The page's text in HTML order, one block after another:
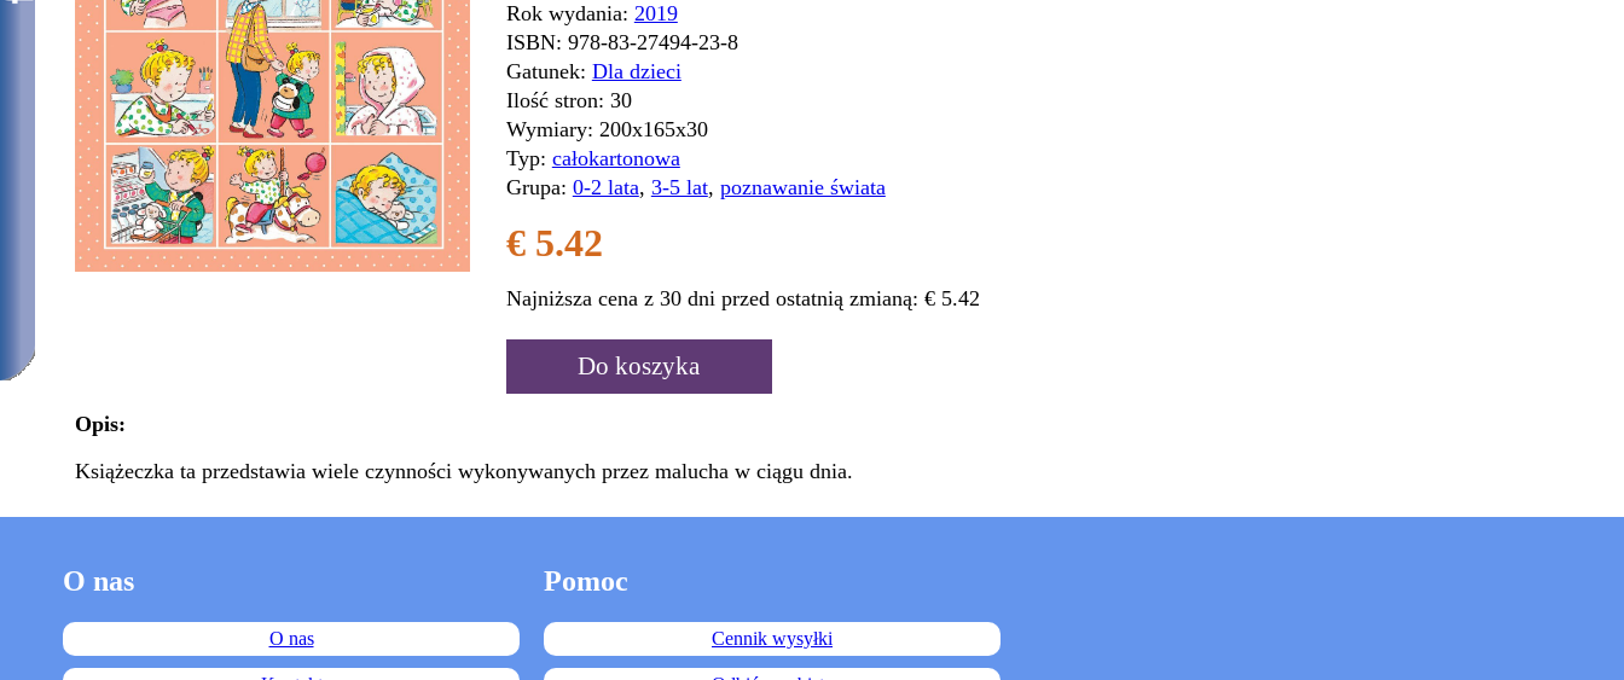
Rok wydania: 2019
ISBN: 978-83-27494-23-8
Gatunek: Dla dzieci
Ilość stron: 30
Wymiary: 200x165x30
Typ: całokartonowa
Grupa: 0-2 lata, 3-5 lat, poznawanie świata
€ 5.42
Najniższa cena z 30 dni przed ostatnią zmianą: € 5.42
Do koszyka
Opis:
Książeczka ta przedstawia wiele czynności wykonywanych przez malucha w ciągu dnia.
O nas
O nas
Pomoc
Cennik wysyłki